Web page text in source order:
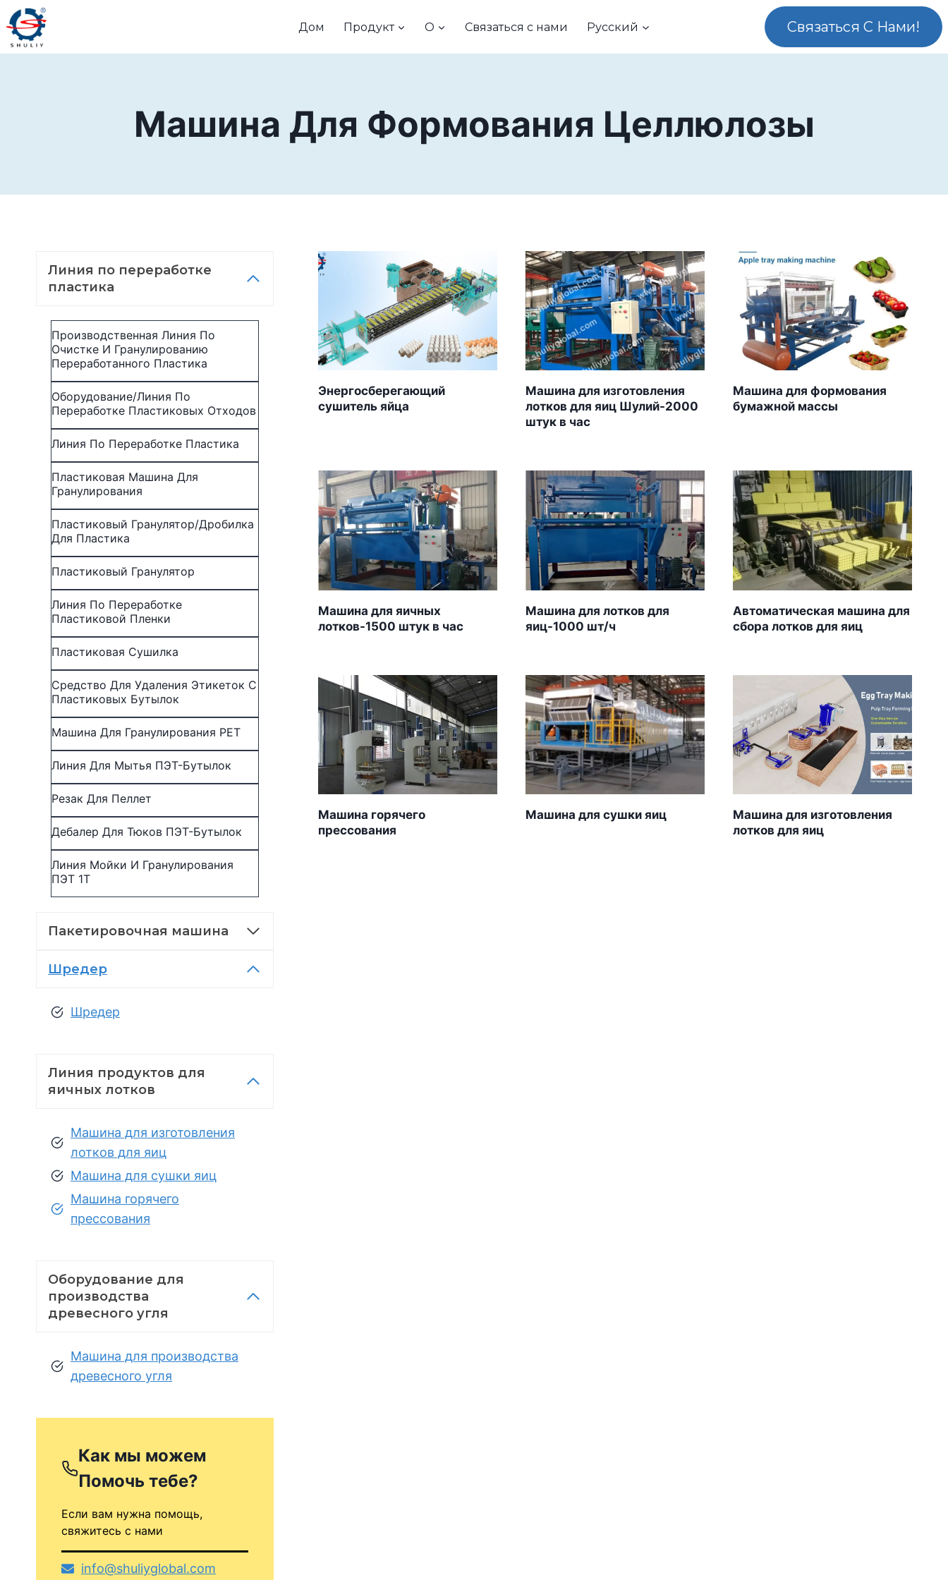
Перейти
к
содержимому
Дом Продукт О Связаться с нами Русский Связаться С Нами!
Машина Для Формования Целлюлозы
Энергосберегающий
сушитель яйца
Машина для изготовления
лотков для яиц Шулий-2000
штук в час
Машина для формования
бумажной массы
Машина для яичных
лотков-1500 штук в час
Машина для лотков для
яиц-1000 шт/ч
Автоматическая машина для
сбора лотков для яиц
Машина горячего
прессования
Машина для сушки яиц
Машина для изготовления
лотков для яиц
Линия по переработке
пластика
Производственная Линия По
Очистке И Гранулированию
Переработанного Пластика
Оборудование/линия По
Переработке Пластиковых Отходов
Линия По Переработке Пластика
Пластиковая Машина Для
Гранулирования
Пластиковый Гранулятор/Дробилка
Для Пластика
Пластиковый Гранулятор
Линия По Переработке
Пластиковой Пленки
Пластиковая Сушилка
Средство Для Удаления Этикеток С
Пластиковых Бутылок
Машина Для Гранулирования PET
Линия Для Мытья ПЭТ-Бутылок
Резак Для Пеллет
Дебалер Для Тюков ПЭТ-Бутылок
Линия Мойки И Гранулирования
ПЭТ 1Т
Пакетировочная машина
Шредер
Шредер
Линия продуктов для
яичных лотков
Машина для изготовления
лотков для яиц
Машина для сушки яиц
Машина горячего
прессования
Оборудование для
производства
древесного угля
Машина для производства
древесного угля
Как мы можем
Помочь тебе?
Если вам нужна помощь,
свяжитесь с нами
info@shuliyglobal.com